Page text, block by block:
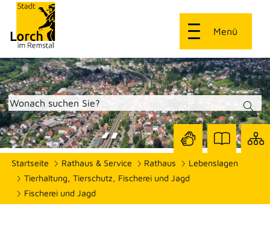
Menü
Startseite Rathaus & Service Rathaus
Lebenslagen
Tierhaltung, Tierschutz, Fischerei und Jagd
Fischerei und Jagd
Seite
Seite
mit